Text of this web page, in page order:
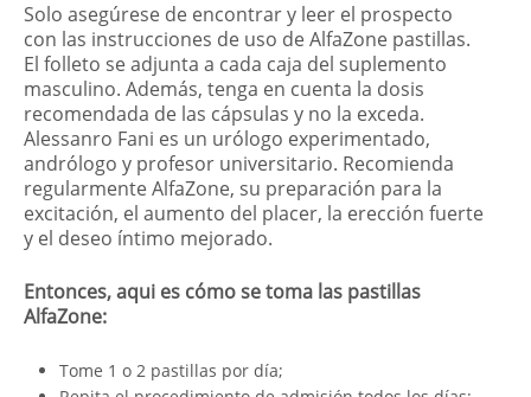
Solo asegúrese de encontrar y leer el prospecto
con las instrucciones de uso de AlfaZone pastillas.
El folleto se adjunta a cada caja del suplemento
masculino. Además, tenga en cuenta la dosis
recomendada de las cápsulas y no la exceda.
Alessanro Fani es un urólogo experimentado,
andrólogo y profesor universitario. Recomienda
regularmente AlfaZone, su preparación para la
excitación, el aumento del placer, la erección fuerte
y el deseo íntimo mejorado.
Entonces, aqui es cómo se toma las pastillas
AlfaZone:
Tome 1 o 2 pastillas por día;